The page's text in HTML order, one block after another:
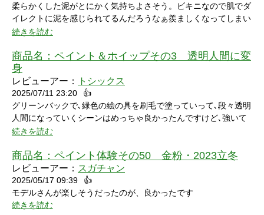
シャワーシーンで「お腹にぶつけられたら声出ちゃうだろうな」
と思っていたところにパイをちょうどぶつけられ「予想が当たっ
たw」と笑ってしまいました。リアクションもクールな見た目に
い悔しさを滲ませながら罰ゲームを受けている姿にドキドキして
しまいました。
柔らかくした泥がとにかく気持ちよさそう。ビキニなので肌でダ
イレクトに泥を感じられてるんだろうなぁ羨ましくなってしまい
ました。
続きを読む
商品名： ペイント＆ホイップその3 透明人間に変
身
レビューアー： トシックス
2025/07/11 23:20
👍
グリーンバックで､緑色の絵の具を刷毛で塗っていって､段々透明
人間になっていくシーンはめっちゃ良かったんですけど､強いて
言うなら､上半身だけで無くて､全身も透明になる所も見てみたい
続きを読む
商品名： ペイント体験その50 金粉・2023立冬
レビューアー： スガチャン
2025/05/17 09:39
👍
モデルさんが楽しそうだったのが、良かったです
続きを読む